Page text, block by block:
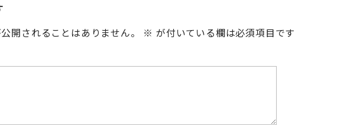
開されることはありません。
※ が付いている欄は必須項目です